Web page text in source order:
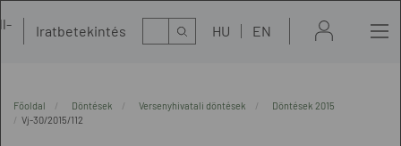
Iratbetekintés Kereső HU EN
Főoldal Döntések Versenyhivatali döntések
Döntések 2015
Vj-30/2015/112